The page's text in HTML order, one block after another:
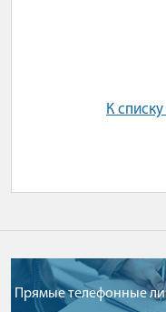
К
Прямые телефонные